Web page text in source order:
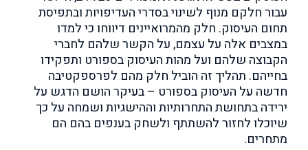
עבור חלקם מנוף לשינוי בסדרי העדיפויות ובתפיסת
תחום העיסוק. חלק מהמרואיינים דיווחו כי למדו
במצבים אלה על עצמם, על הקשר שלהם לחברי
הקבוצה שלהם ועל מהות העיסוק בספורט ותפקידו
בחייהם. תהליך זה הוביל חלק מהם לפרספקטיבה
חדשה על העיסוק בספורט – בעיקר הושם הדגש על
ירידה בתחושת התחרותיות וההישגיות ושמחה על כך
שיוכלו לחזור להשתתף ולשחק בענפים בהם הם
מתחרים.